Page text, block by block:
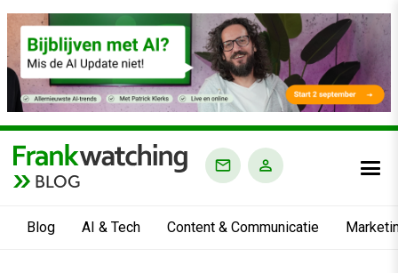
BLOG
Blog AI & Tech Content & Communicatie